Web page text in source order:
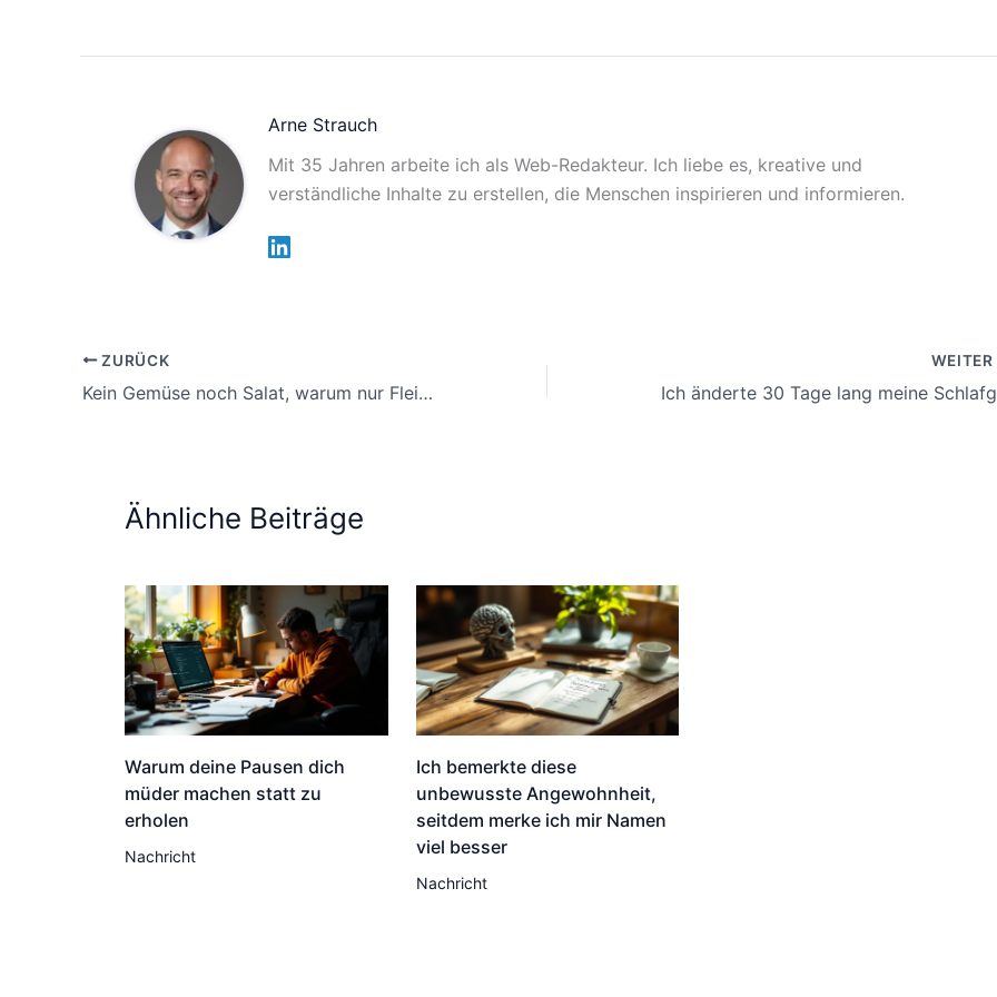
Arne Strauch
Mit 35 Jahren arbeite ich als Web-Redakteur. Ich liebe es, kreative und
verständliche Inhalte zu erstellen, die Menschen inspirieren und informieren.
ZURÜCK
Kein Gemüse noch Salat, warum nur Fleisch auf dem Teller ein Wundermittel ist
WEITER
Ähnliche Beiträge
Warum deine Pausen dich
müder machen statt zu
erholen
Nachricht
Ich bemerkte diese
unbewusste Angewohnheit,
seitdem merke ich mir Namen
viel besser
Nachricht